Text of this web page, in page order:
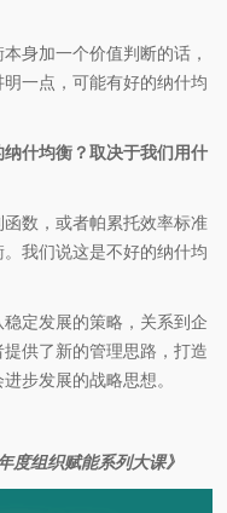
身加一个价值判断的话，
一点，可能有好的纳什均
什均衡？取决于我们用什
数，或者帕累托效率标准
我们说这是不好的纳什均
定发展的策略，关系到企
提供了新的管理思路，打造
步发展的战略思想。
度组织赋能系列大课》